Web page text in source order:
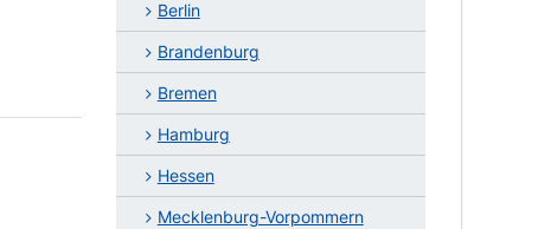
Berlin
Brandenburg
Bremen
Hamburg
Hessen
Mecklenburg-Vorpommern